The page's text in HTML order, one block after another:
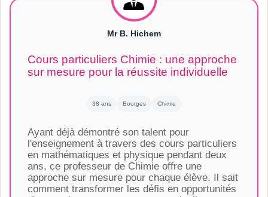
Mr B. Hichem
Cours particuliers Chimie : une approche
sur mesure pour la réussite individuelle
38 ans Bourges Chimie
Ayant déjà démontré son talent pour
l'enseignement à travers des cours particuliers
en mathématiques et physique pendant deux
ans, ce professeur de Chimie offre une
approche sur mesure pour chaque élève. Il sait
comment transformer les défis en opportunités